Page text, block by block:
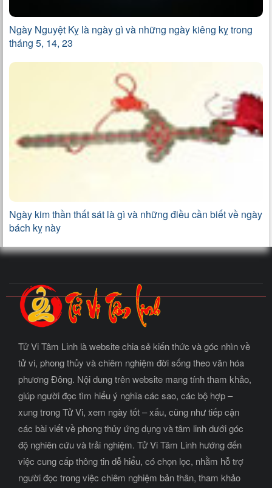
Ngày Nguyệt Kỵ là ngày gì và những ngày kiêng kỵ trong
tháng 5, 14, 23
Ngày kim thần thất sát là gì và những điều cần biết về ngày
bách kỵ này
Tử Vi Tâm Linh là website chia sẻ kiến thức và góc nhìn về
tử vi, phong thủy và chiêm nghiệm đời sống theo văn hóa
phương Đông. Nội dung trên website mang tính tham khảo,
giúp người đọc tìm hiểu ý nghĩa các sao, các bộ hợp –
xung trong Tử Vi, xem ngày tốt – xấu, cũng như tiếp cận
các bài viết về phong thủy ứng dụng và tâm linh dưới góc
độ nghiên cứu và trải nghiệm. Tử Vi Tâm Linh hướng đến
việc cung cấp thông tin dễ hiểu, có chọn lọc, nhằm hỗ trợ
người đọc trong việc chiêm nghiệm bản thân, tham khảo